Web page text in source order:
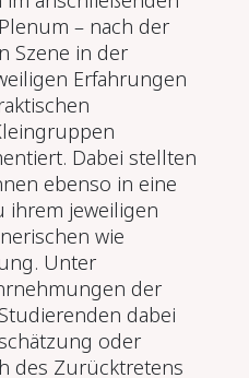
– nach der
Szene in der
Erfahrungen
Dabei stellten
ebenso in eine
ihrem jeweiligen
wie
Unter
der
dabei
oder
des Zurücktretens